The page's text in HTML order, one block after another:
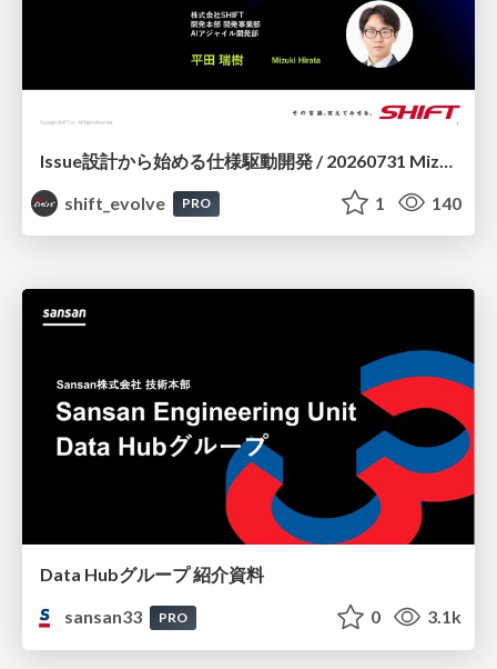
shift_evolve
PRO 1 140
Data Hubグループ 紹介資料
sansan33
PRO 0 3.1k